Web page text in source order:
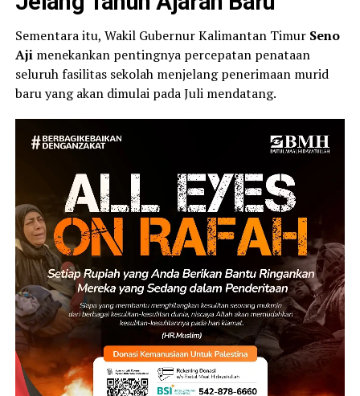
Sementara itu, Wakil Gubernur Kalimantan Timur Seno
Ajimenekankan pentingnya percepatan penataan
seluruh fasilitas sekolah menjelang penerimaan murid
baru yang akan dimulai pada Juli mendatang.